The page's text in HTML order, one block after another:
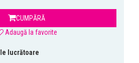
CUMPĂRĂ
Adaugă la favorite
lucrătoare